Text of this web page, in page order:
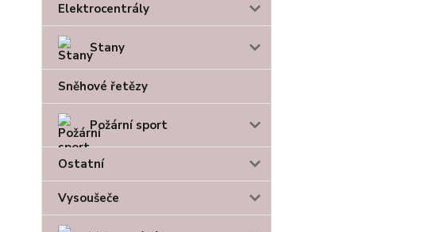
Elektrocentrály
Stany
Sněhové řetězy
Požární sport
Ostatní
Vysoušeče